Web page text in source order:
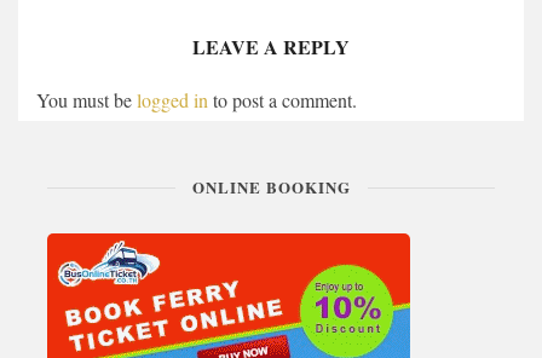
LEAVE A REPLY
You must belogged into post a comment.
ONLINE BOOKING